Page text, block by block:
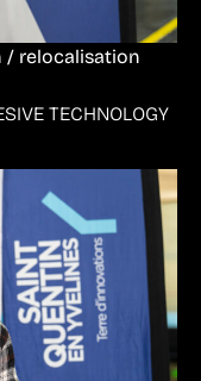
/ relocalisation
TECHNOLOGY